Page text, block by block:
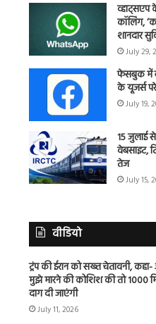
व्हाट्सएप
कॉलिंग,
शानदार
July 29,
फेसबुक में
के यूजर्स
July 19,
15 जुलाई
वेबसाइट,
तेज
July 15,
वीडियो
ट्रंप की ईरान को सख्त चेतावनी,
मुझे मारने की कोशिश की तो 1000
दाग दी जाएंगी
July 11, 2026